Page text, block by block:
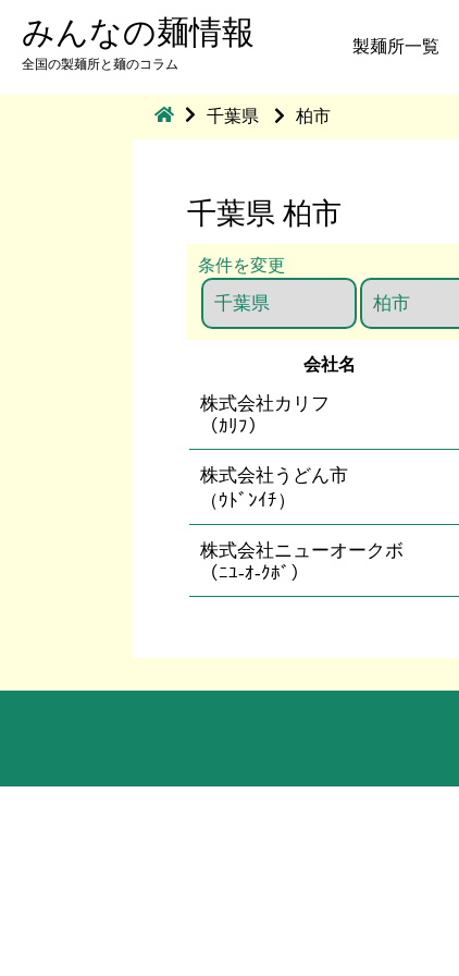
みんなの麺情報
全国の製麺所と麺のコラム
製麺所一覧
千葉県 柏市
千葉県 柏市
条件を変更
会社名
株式会社カリフ
（ｶﾘﾌ）
株式会社うどん市
（ｳﾄﾞﾝｲﾁ）
株式会社ニューオークボ
（ﾆﾕ-ｵ-ｸﾎﾞ）